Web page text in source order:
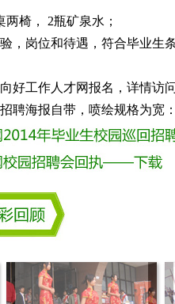
椅， 2瓶矿泉水；
，岗位和待遇，符合毕业
好工作人才网报名，详情访
聘海报自带，喷绘规格为宽